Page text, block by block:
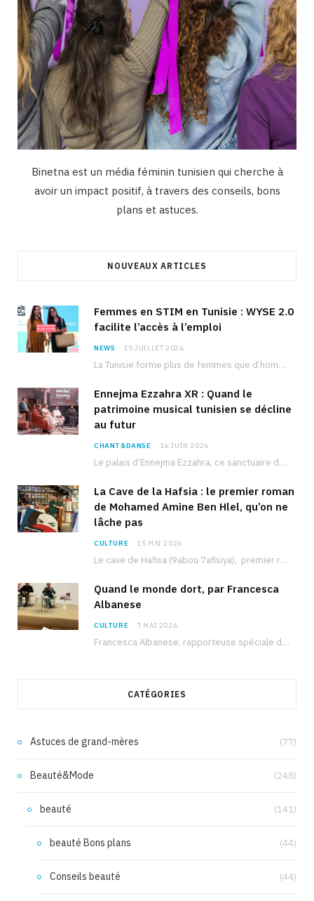
Binetna est un média féminin tunisien qui cherche à
avoir un impact positif, à travers des conseils, bons
plans et astuces.
NOUVEAUX ARTICLES
Femmes en STIM en Tunisie : WYSE 2.0
facilite l’accès à l’emploi
NEWS 15 JUILLET 2026
La Tunisie forme plus de femmes que d’hommes dans les filières scientifiques. Pourtant, pour beaucoup…
Ennejma Ezzahra XR : Quand le
patrimoine musical tunisien se décline
au futur
CHANT&DANSE 16 JUIN 2026
Le palais d’Ennejma Ezzahra, ce sanctuaire de la musique tunisienne et méditerranéenne construit par le…
La Cave de la Hafsia : le premier roman
de Mohamed Amine Ben Hlel, qu’on ne
lâche pas
CULTURE 15 MAI 2026
Le cave de Hafisa (9abou 7afisiya), premier roman du journaliste tunisien Mohamed Amine Ben Hlel,…
Quand le monde dort, par Francesca
Albanese
CULTURE 7 MAI 2026
Francesca Albanese, rapporteuse spéciale de l’ONU sur les territoires palestiniens occupés, était à Tunis pour…
CATÉGORIES
Astuces de grand-mères (77)
Beauté&Mode (248)
beauté (141)
beauté Bons plans (44)
Conseils beauté (44)